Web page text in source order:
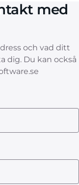
med
vad ditt
dig. Du kan också